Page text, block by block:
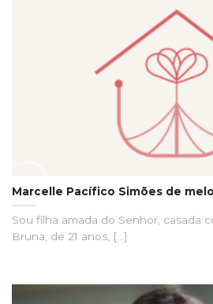
Marcelle Pacífico Simões de melo
Sou filha amada do Senhor, casada
Bruna, de 21 anos, [...]